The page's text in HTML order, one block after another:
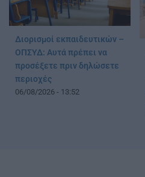
Διορισμοί εκπαιδευτικών –
ΟΠΣΥΔ: Αυτά πρέπει να
προσέξετε πριν δηλώσετε
περιοχές
06/08/2026 - 13:52